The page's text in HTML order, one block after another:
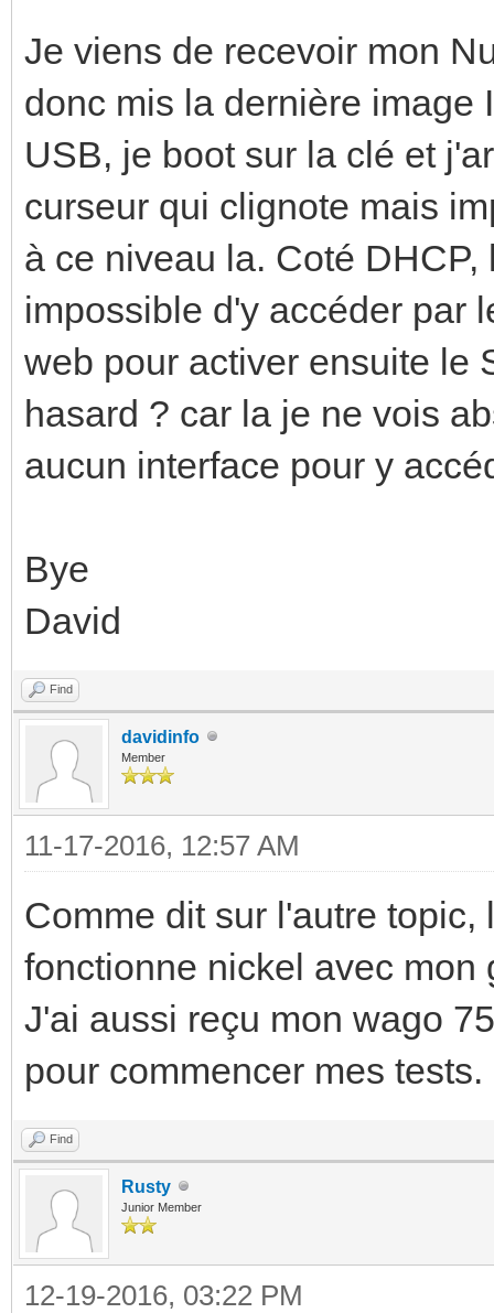
Je viens de recevoir mon
donc mis la dernière image
USB, je boot sur la clé et
curseur qui clignote mais
à ce niveau la. Coté
impossible d'y accéder par
web pour activer ensuite le
hasard ? car la je ne vois
aucun interface pour y
Bye
David
Find
davidinfo
Member
11-17-2016, 12:57 AM
Comme dit sur l'autre
fonctionne nickel avec mon
J'ai aussi reçu mon wago
pour commencer mes tests.
Find
Rusty
Junior Member
12-19-2016, 03:22 PM